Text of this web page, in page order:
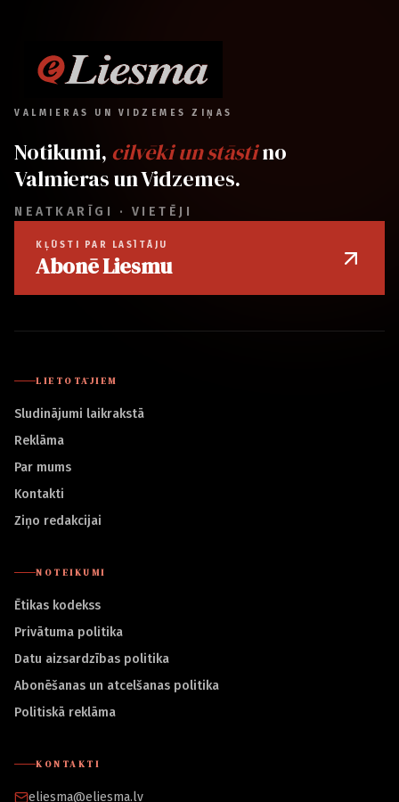
VALMIERAS UN VIDZEMES ZIŅAS
Notikumi, cilvēki un stāstino
Valmieras un Vidzemes.
NEATKARĪGI · VIETĒJI
KĻŪSTI PAR LASĪTĀJU
Abonē Liesmu
LIETOTĀJIEM
Sludinājumi laikrakstā
Reklāma
Par mums
Kontakti
Ziņo redakcijai
NOTEIKUMI
Ētikas kodekss
Privātuma politika
Datu aizsardzības politika
Abonēšanas un atcelšanas politika
Politiskā reklāma
KONTAKTI
eliesma@eliesma.lv